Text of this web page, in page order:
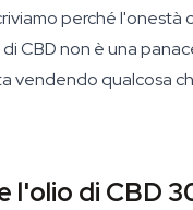
perché l'onestà
CBD non è una
vendendo qualcosa
l'olio di CBD